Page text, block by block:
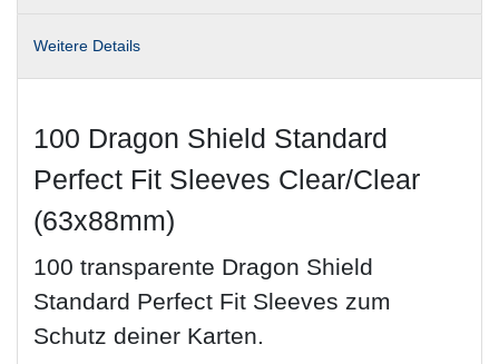
Weitere Details
100 Dragon Shield Standard
Perfect Fit Sleeves Clear/Clear
(63x88mm)
100 transparente Dragon Shield
Standard Perfect Fit Sleeves zum
Schutz deiner Karten.